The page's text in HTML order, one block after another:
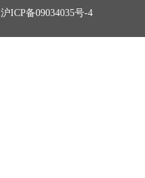
沪ICP备09034035号-4